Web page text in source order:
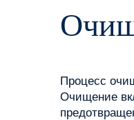
Процесс
Очищение